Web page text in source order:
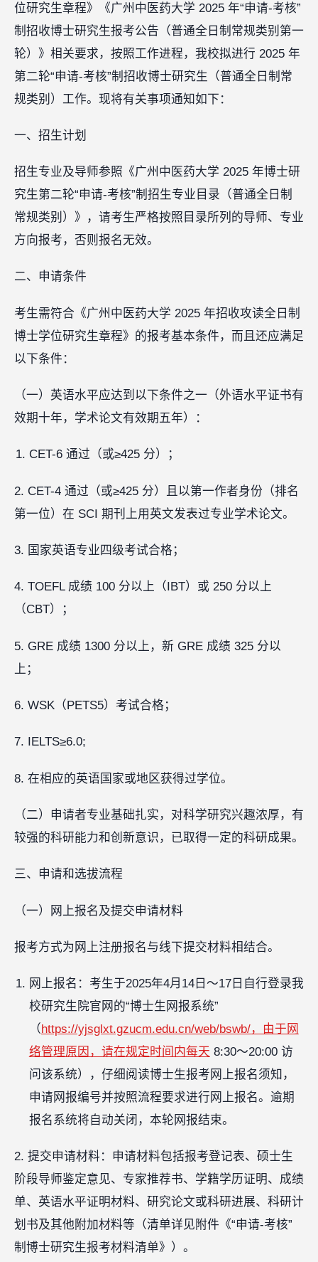
位研究生章程》《广州中医药大学 2025 年“申请-考核”
制招收博士研究生报考公告（普通全日制常规类别第一
轮）》相关要求，按照工作进程，我校拟进行 2025 年
第二轮“申请-考核”制招收博士研究生（普通全日制常
规类别）工作。现将有关事项通知如下：
一、招生计划
招生专业及导师参照《广州中医药大学 2025 年博士研
究生第二轮“申请-考核”制招生专业目录（普通全日制
常规类别）》，请考生严格按照目录所列的导师、专业
方向报考，否则报名无效。
二、申请条件
考生需符合《广州中医药大学 2025 年招收攻读全日制
博士学位研究生章程》的报考基本条件，而且还应满足
以下条件：
（一）英语水平应达到以下条件之一（外语水平证书有
效期十年，学术论文有效期五年）：
CET-6 通过（或≥425 分）；
2. CET-4 通过（或≥425 分）且以第一作者身份（排名
第一位）在 SCI 期刊上用英文发表过专业学术论文。
3. 国家英语专业四级考试合格；
4. TOEFL 成绩 100 分以上（IBT）或 250 分以上
（CBT）；
5. GRE 成绩 1300 分以上，新 GRE 成绩 325 分以
上；
6. WSK（PETS5）考试合格；
7. IELTS≥6.0;
8. 在相应的英语国家或地区获得过学位。
（二）申请者专业基础扎实，对科学研究兴趣浓厚，有
较强的科研能力和创新意识，已取得一定的科研成果。
三、申请和选拔流程
（一）网上报名及提交申请材料
报考方式为网上注册报名与线下提交材料相结合。
网上报名：考生于2025年4月14日～17日自行登录我
校研究生院官网的“博士生网报系统”
（https://yjsglxt.gzucm.edu.cn/web/bswb/，由于网
络管理原因，请在规定时间内每天 8:30～20:00 访
问该系统），仔细阅读博士生报考网上报名须知，
申请网报编号并按照流程要求进行网上报名。逾期
报名系统将自动关闭，本轮网报结束。
2. 提交申请材料：申请材料包括报考登记表、硕士生
阶段导师鉴定意见、专家推荐书、学籍学历证明、成绩
单、英语水平证明材料、研究论文或科研进展、科研计
划书及其他附加材料等（清单详见附件《“申请-考核”
制博士研究生报考材料清单》）。